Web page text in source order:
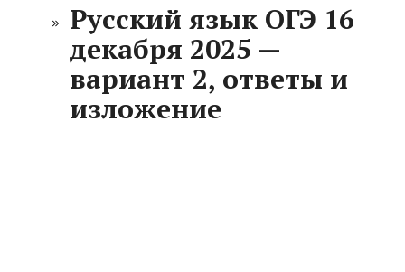
Русский язык ОГЭ 16
декабря 2025 —
вариант 2, ответы и
изложение